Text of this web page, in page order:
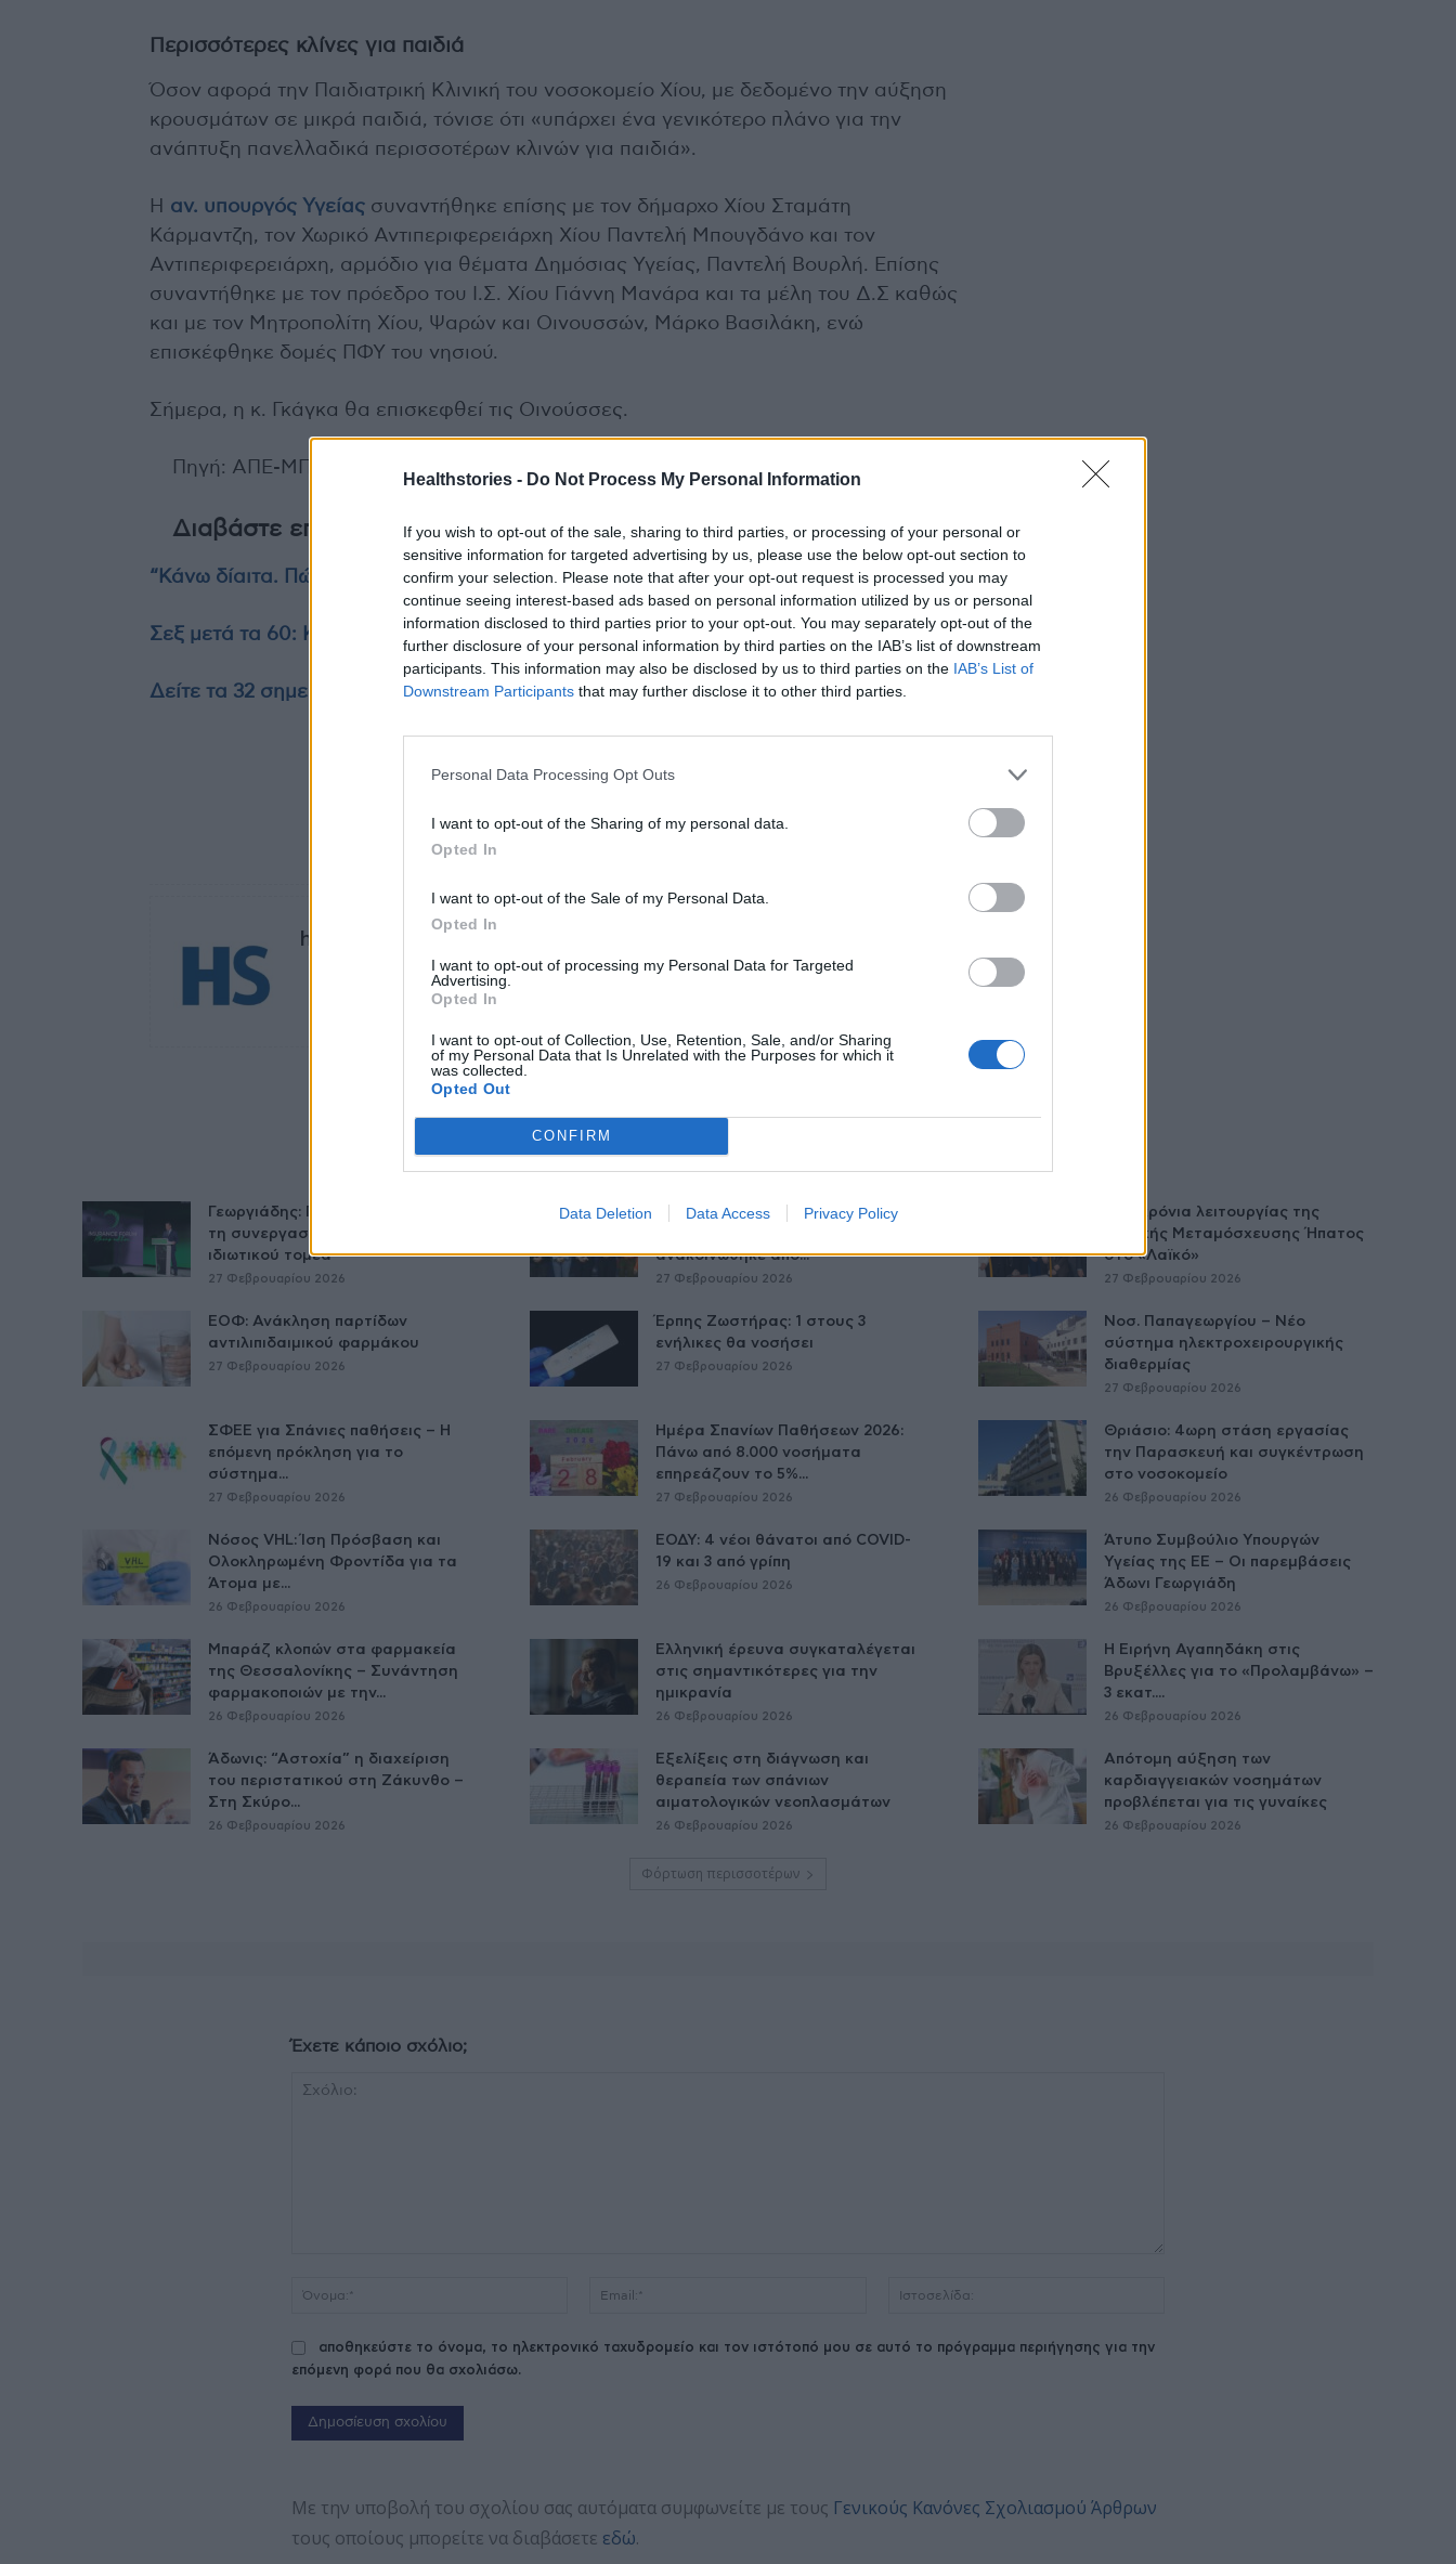
Healthstories - Do Not Process My Personal Information
If you wish to opt-out of the sale, sharing to third parties, or processing of your personal or
sensitive information for targeted advertising by us, please use the below opt-out section to
confirm your selection. Please note that after your opt-out request is processed you may
continue seeing interest-based ads based on personal information utilized by us or personal
information disclosed to third parties prior to your opt-out. You may separately opt-out of the
further disclosure of your personal information by third parties on the IAB’s list of downstream
participants. This information may also be disclosed by us to third parties on the IAB’s List of
Downstream Participants that may further disclose it to other third parties.
Personal Data Processing Opt Outs
I want to opt-out of the Sharing of my personal data.
Opted In
I want to opt-out of the Sale of my Personal Data.
Opted In
I want to opt-out of processing my Personal Data for Targeted
Advertising.
Opted In
I want to opt-out of Collection, Use, Retention, Sale, and/or Sharing
of my Personal Data that Is Unrelated with the Purposes for which it
was collected.
Opted Out
CONFIRM
Data Deletion Data Access Privacy Policy
Περισσότερες κλίνες για παιδιά
Όσον αφορά την Παιδιατρική Κλινική του νοσοκομείο Χίου, με δεδομένο την αύξηση
κρουσμάτων σε μικρά παιδιά, τόνισε ότι «υπάρχει ένα γενικότερο πλάνο για την
ανάπτυξη πανελλαδικά περισσοτέρων κλινών για παιδιά».
Η αν. υπουργός Υγείας συναντήθηκε επίσης με τον δήμαρχο Χίου Σταμάτη
Κάρμαντζη, τον Χωρικό Αντιπεριφερειάρχη Χίου Παντελή Μπουγδάνο και τον
Αντιπεριφερειάρχη, αρμόδιο για θέματα Δημόσιας Υγείας, Παντελή Βουρλή. Επίσης
συναντήθηκε με τον πρόεδρο του Ι.Σ. Χίου Γιάννη Μανάρα και τα μέλη του Δ.Σ καθώς
και με τον Μητροπολίτη Χίου, Ψαρών και Οινουσσών, Μάρκο Βασιλάκη, ενώ
επισκέφθηκε δομές ΠΦΥ του νησιού.
Σήμερα, η κ. Γκάγκα θα επισκεφθεί τις Οινούσσες.
Πηγή: ΑΠΕ-ΜΠΕ
Διαβάστε επίσης
“Κάνω δίαιτα. Πώς δεν θα πάρω κιλά αν βγω έξω για φαγητό;”
Σεξ μετά τα 60: Κάντε το με τον τρόπο σας
Δείτε τα 32 σημεία δωρεάν ελέγχου για COVID-19 το Σάββατο (25/9)
αν. υπουργός Υγείας
healthstories
Δείτε Ακόμη
Γεωργιάδης: Πολλαπλά οφέλη από
τη συνεργασία δημοσίου και
ιδιωτικού τομέα
27 Φεβρουαρίου 2026
Παράρτημα του Παίδων “Αγία
ανακοινώθηκε από...
27 Φεβρουαρίου 2026
Δύο χρόνια λειτουργίας της
Κλινικής Μεταμόσχευσης Ήπατος
στο «Λαϊκό»
27 Φεβρουαρίου 2026
ΕΟΦ: Ανάκληση παρτίδων
αντιλιπιδαιμικού φαρμάκου
27 Φεβρουαρίου 2026
Έρπης Ζωστήρας: 1 στους 3
ενήλικες θα νοσήσει
27 Φεβρουαρίου 2026
Νοσ. Παπαγεωργίου – Νέο
σύστημα ηλεκτροχειρουργικής
διαθερμίας
27 Φεβρουαρίου 2026
ΣΦΕΕ για Σπάνιες παθήσεις – Η
επόμενη πρόκληση για το
σύστημα...
27 Φεβρουαρίου 2026
Ημέρα Σπανίων Παθήσεων 2026:
Πάνω από 8.000 νοσήματα
επηρεάζουν το 5%...
27 Φεβρουαρίου 2026
Θριάσιο: 4ωρη στάση εργασίας
την Παρασκευή και συγκέντρωση
στο νοσοκομείο
26 Φεβρουαρίου 2026
Νόσος VHL: Ίση Πρόσβαση και
Ολοκληρωμένη Φροντίδα για τα
Άτομα με...
26 Φεβρουαρίου 2026
ΕΟΔΥ: 4 νέοι θάνατοι από COVID-
19 και 3 από γρίπη
26 Φεβρουαρίου 2026
Άτυπο Συμβούλιο Υπουργών
Υγείας της ΕE – Οι παρεμβάσεις
Άδωνι Γεωργιάδη
26 Φεβρουαρίου 2026
Μπαράζ κλοπών στα φαρμακεία
της Θεσσαλονίκης – Συνάντηση
φαρμακοποιών με την...
26 Φεβρουαρίου 2026
Ελληνική έρευνα συγκαταλέγεται
στις σημαντικότερες για την
ημικρανία
26 Φεβρουαρίου 2026
Η Ειρήνη Αγαπηδάκη στις
Βρυξέλλες για το «Προλαμβάνω» –
3 εκατ....
26 Φεβρουαρίου 2026
Άδωνις: “Αστοχία” η διαχείριση
του περιστατικού στη Ζάκυνθο –
Στη Σκύρο...
26 Φεβρουαρίου 2026
Εξελίξεις στη διάγνωση και
θεραπεία των σπάνιων
αιματολογικών νεοπλασμάτων
26 Φεβρουαρίου 2026
Απότομη αύξηση των
καρδιαγγειακών νοσημάτων
προβλέπεται για τις γυναίκες
26 Φεβρουαρίου 2026
Φόρτωση περισσοτέρων
Έχετε κάποιο σχόλιο;
αποθηκεύστε το όνομα, το ηλεκτρονικό ταχυδρομείο και τον ιστότοπό μου σε αυτό το πρόγραμμα περιήγησης για την
επόμενη φορά που θα σχολιάσω.
Με την υποβολή του σχολίου σας αυτόματα συμφωνείτε με τους Γενικούς Κανόνες Σχολιασμού Άρθρων
τους οποίους μπορείτε να διαβάσετε εδώ.